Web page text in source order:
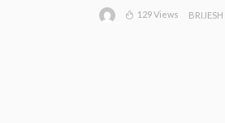
129 Views